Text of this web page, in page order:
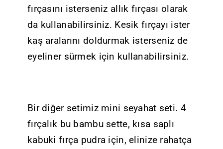
fırçasını isterseniz allık fırçası olarak
da kullanabilirsiniz. Kesik fırçayı ister
kaş aralarını doldurmak isterseniz de
eyeliner sürmek için kullanabilirsiniz.
Bir diğer setimiz mini seyahat seti. 4
fırçalık bu bambu sette, kısa saplı
kabuki fırça pudra için, elinize rahatça